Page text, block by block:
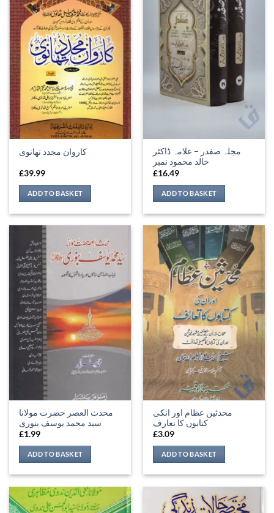
کاروان مجدد تھانوی
£39.99
ADD TO BASKET
مجلہ صفدر – علامہ ڈاکٹر
خالد محمود نمبر
£16.49
ADD TO BASKET
محدث العصر حضرت مولانا
سید محمد یوسف بنوری
£1.99
ADD TO BASKET
محدثین عظام اور انکی
کتابوں کا تعارف
£3.09
ADD TO BASKET